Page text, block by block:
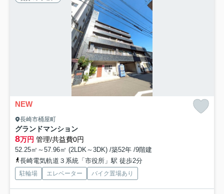
NEW
長崎市桶屋町
グランドマンション
8万円 管理/共益費0円
52.25㎡～57.96㎡ (2LDK～3DK) /築52年 /9階建
長崎電気軌道３系統「市役所」駅 徒歩2分
駐輪場 エレベーター バイク置場あり